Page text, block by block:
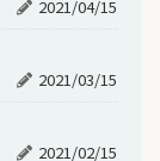
2021/04/15
2021/03/15
2021/02/15